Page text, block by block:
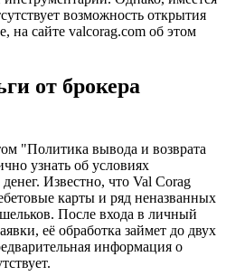
возможность открытия
на сайте valcorag.com об этом
от брокера
"Политика вывода и возврата
узнать об условиях
Известно, что Val Corag
карты и ряд неназванных
После входа в личный
её обработка займет до двух
информация о